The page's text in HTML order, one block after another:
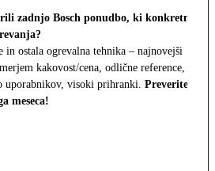
zadnjo Bosch ponudbo, ki konkretno
in ostala ogrevalna tehnika – najnovejši
kakovost/cena, odlične reference,
uporabnikov, visoki prihranki. Preverite
meseca!